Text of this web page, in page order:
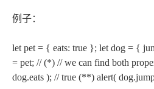
例子：
let pet = { eats: true }; let dog = {
= pet; // (*) // we can find both
dog.eats ); // true (**) alert(